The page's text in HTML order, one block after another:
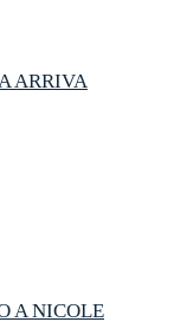
ARRIVA
A NICOLE